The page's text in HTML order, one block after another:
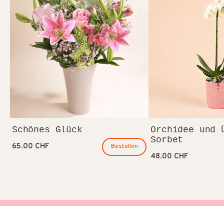
Schönes Glück
65.00 CHF Bestellen
Orchidee und
Sorbet
48.00 CHF